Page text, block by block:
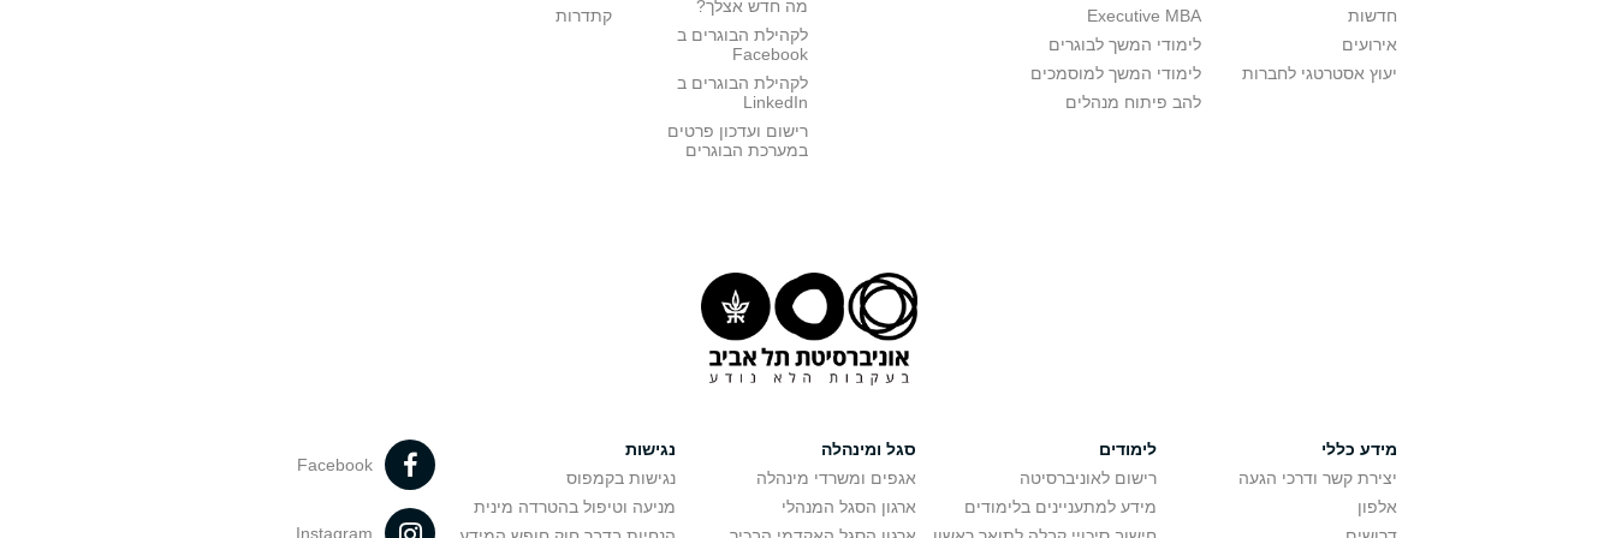
חדשות
אירועים
יעוץ אסטרטגי לחברות
Executive MBA
לימודי המשך לבוגרים
לימודי המשך למוסמכים
להב פיתוח מנהלים
מה חדש אצלך?
לקהילת הבוגרים ב
Facebook
לקהילת הבוגרים ב
LinkedIn
רישום ועדכון פרטים
במערכת הבוגרים
קתדרות
מידע כללי
יצירת קשר ודרכי הגעה
אלפון
לימודים
רישום לאוניברסיטה
מידע למתעניינים בלימודים
סגל ומינהלה
אגפים ומשרדי מינהלה
ארגון הסגל המנהלי
נגישות
נגישות בקמפוס
מניעה וטיפול בהטרדה מינית
Facebook
Instagram